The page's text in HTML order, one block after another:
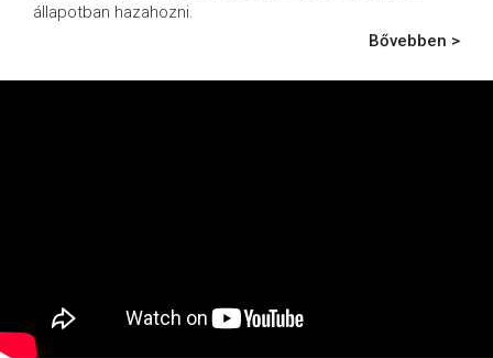
állapotban hazahozni.
Bővebben >